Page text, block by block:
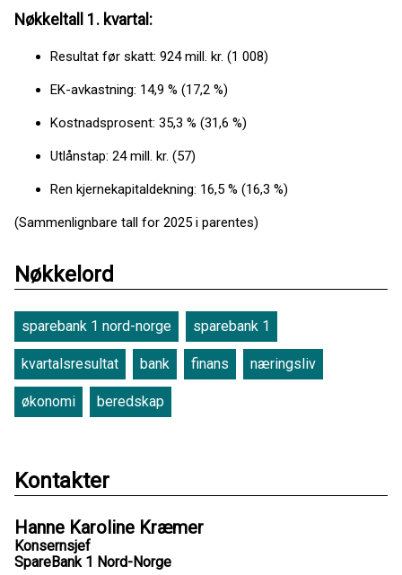
Nøkkeltall 1. kvartal:
Resultat før skatt: 924 mill. kr. (1 008)
EK-avkastning: 14,9 % (17,2 %)
Kostnadsprosent: 35,3 % (31,6 %)
Utlånstap: 24 mill. kr. (57)
Ren kjernekapitaldekning: 16,5 % (16,3 %)
(Sammenlignbare tall for 2025 i parentes)
Nøkkelord
sparebank 1 nord-norge sparebank 1
kvartalsresultat bank finans næringsliv
økonomi beredskap
Kontakter
Hanne Karoline Kræmer
Konsernsjef
SpareBank 1 Nord-Norge